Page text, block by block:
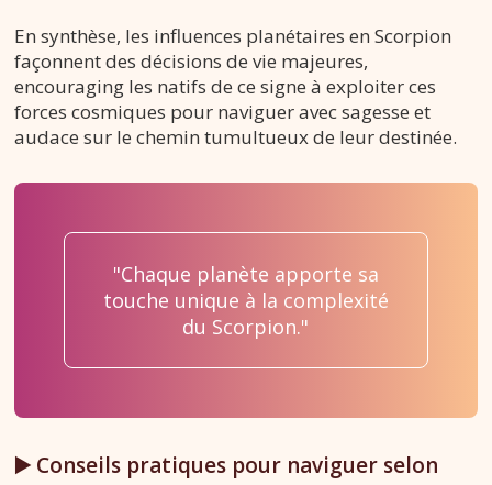
En synthèse, les influences planétaires en Scorpion
façonnent des décisions de vie majeures,
encouraging les natifs de ce signe à exploiter ces
forces cosmiques pour naviguer avec sagesse et
audace sur le chemin tumultueux de leur destinée.
"Chaque planète apporte sa
touche unique à la complexité
du Scorpion."
▶️ Conseils pratiques pour naviguer selon